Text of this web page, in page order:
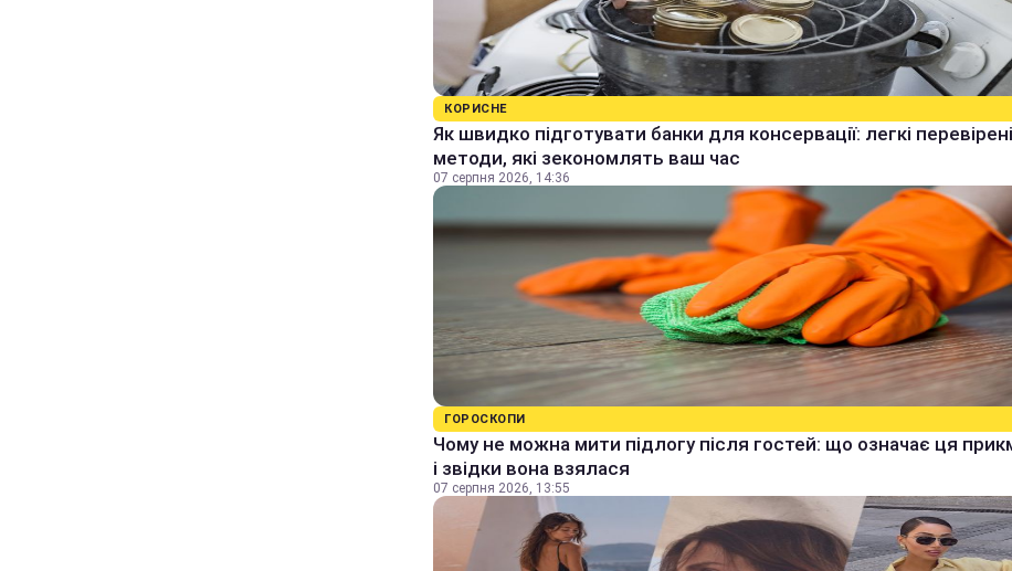
КОРИСНЕ
Як швидко підготувати банки для консервації: легкі перевірені
методи, які зекономлять ваш час
07 серпня 2026, 14:36
ГОРОСКОПИ
Чому не можна мити підлогу після гостей: що означає ця
і звідки вона взялася
07 серпня 2026, 13:55